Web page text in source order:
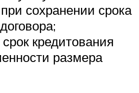
сохранении срока
срок кредитования
размера